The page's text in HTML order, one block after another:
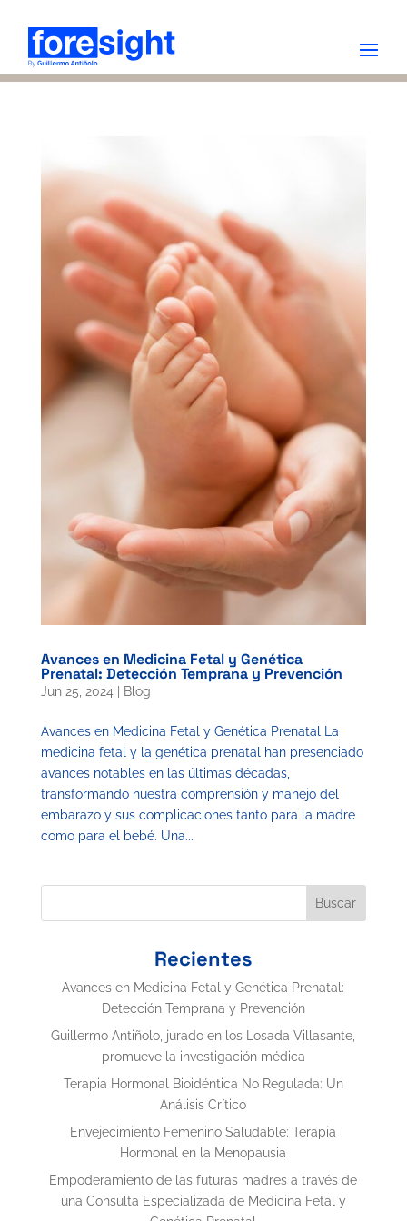
Avances en Medicina Fetal y Genética
Prenatal: Detección Temprana y Prevención
Jun 25, 2024 | Blog
Avances en Medicina Fetal y Genética Prenatal La
medicina fetal y la genética prenatal han presenciado
avances notables en las últimas décadas,
transformando nuestra comprensión y manejo del
embarazo y sus complicaciones tanto para la madre
como para el bebé. Una...
Buscar
Recientes
Avances en Medicina Fetal y Genética Prenatal:
Detección Temprana y Prevención
Guillermo Antiñolo, jurado en los Losada Villasante,
promueve la investigación médica
Terapia Hormonal Bioidéntica No Regulada: Un
Análisis Crítico
Envejecimiento Femenino Saludable: Terapia
Hormonal en la Menopausia
Empoderamiento de las futuras madres a través de
una Consulta Especializada de Medicina Fetal y